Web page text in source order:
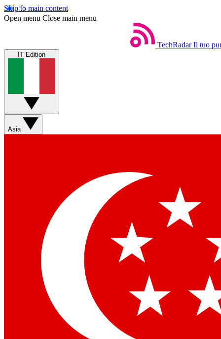
Skip to main content
Open menu Close main menu
TechRadar Il tuo
IT Edition
Asia